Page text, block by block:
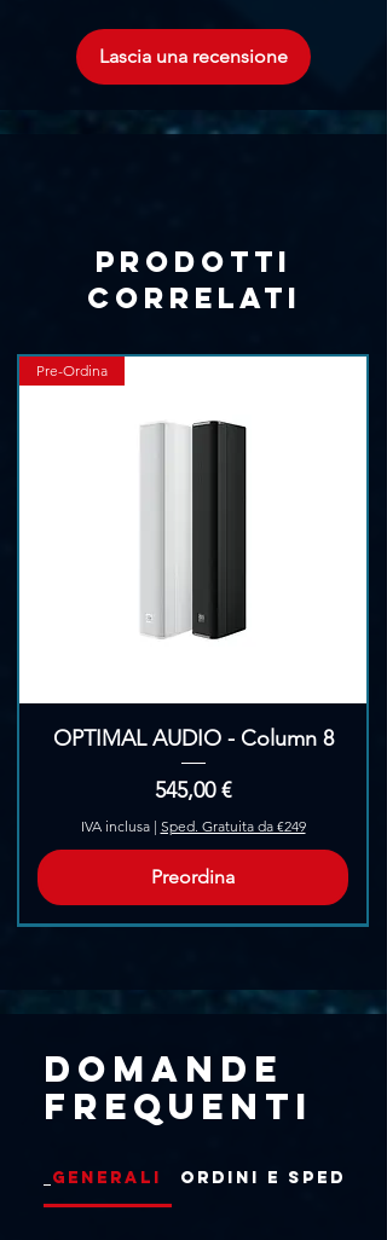
Connessione DMX: XLR 5 In/Out
Dimensioni (lxpxh): 1000 x 100 x 300
mm
Consumo: 550 W
Lascia una recensione
Prodotti
correlati
Pre-Ordina
OPTIMAL AUDIO - Column 8
Prezzo
545,00 €
IVA inclusa| Sped. Gratuita da €249
Preordina
Domande
frequenti
Generali Ordini e